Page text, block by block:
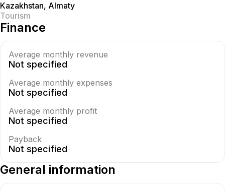
Kazakhstan, Almaty
Tourism
Finance
Average monthly revenue
Not specified
Average monthly expenses
Not specified
Average monthly profit
Not specified
Payback
Not specified
General information